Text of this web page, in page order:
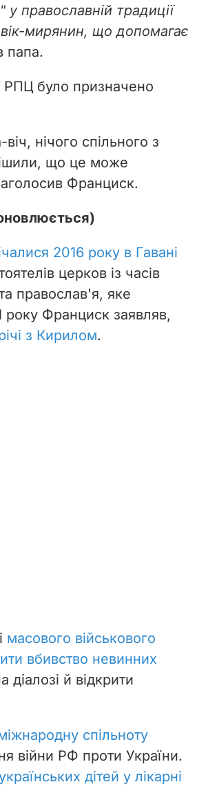
православній традиції
мирянин, що допомагає
папа.
РПЦ було призначено
нічого спільного з
що це може
Франциск.
2016 року в Гавані
церков із часів
православ'я, яке
року Франциск заявляв,
з Кирилом.
масового військового
вбивство невинних
діалозі й відкрити
спільноту
війни РФ проти України.
дітей у лікарні